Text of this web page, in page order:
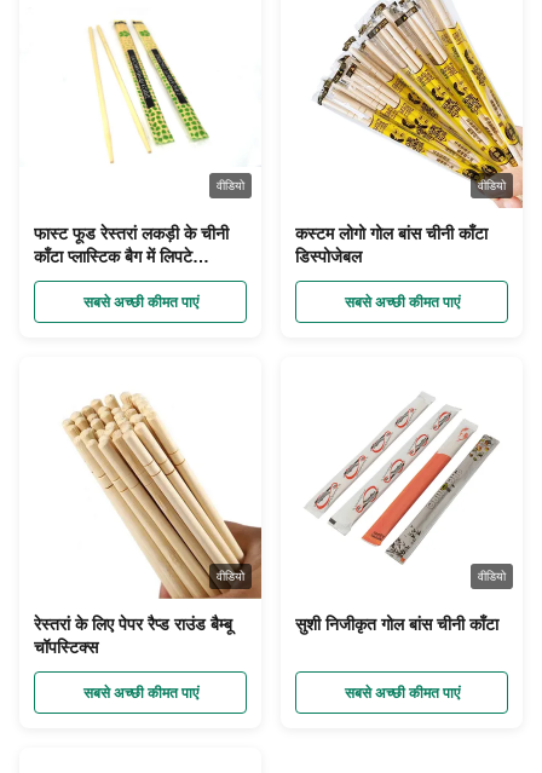
वीडियो
फास्ट फूड रेस्तरां लकड़ी के चीनी
काँटा प्लास्टिक बैग में लिपटे
डिस्पोजेबल सेट करें
सबसे अच्छी कीमत पाएं
वीडियो
कस्टम लोगो गोल बांस चीनी काँटा
डिस्पोजेबल
सबसे अच्छी कीमत पाएं
वीडियो
रेस्तरां के लिए पेपर रैप्ड राउंड बैम्बू
चॉपस्टिक्स
सबसे अच्छी कीमत पाएं
वीडियो
सुशी निजीकृत गोल बांस चीनी काँटा
सबसे अच्छी कीमत पाएं